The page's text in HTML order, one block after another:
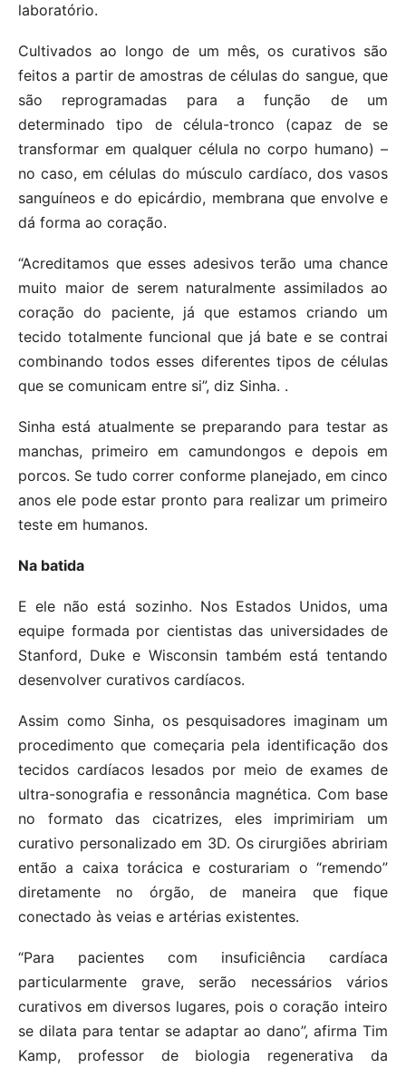
laboratório.
Cultivados ao longo de um mês, os curativos são
feitos a partir de amostras de células do sangue, que
são reprogramadas para a função de um
determinado tipo de célula-tronco (capaz de se
transformar em qualquer célula no corpo humano) –
no caso, em células do músculo cardíaco, dos vasos
sanguíneos e do epicárdio, membrana que envolve e
dá forma ao coração.
“Acreditamos que esses adesivos terão uma chance
muito maior de serem naturalmente assimilados ao
coração do paciente, já que estamos criando um
tecido totalmente funcional que já bate e se contrai
combinando todos esses diferentes tipos de células
que se comunicam entre si”, diz Sinha. .
Sinha está atualmente se preparando para testar as
manchas, primeiro em camundongos e depois em
porcos. Se tudo correr conforme planejado, em cinco
anos ele pode estar pronto para realizar um primeiro
teste em humanos.
Na batida
E ele não está sozinho. Nos Estados Unidos, uma
equipe formada por cientistas das universidades de
Stanford, Duke e Wisconsin também está tentando
desenvolver curativos cardíacos.
Assim como Sinha, os pesquisadores imaginam um
procedimento que começaria pela identificação dos
tecidos cardíacos lesados por meio de exames de
ultra-sonografia e ressonância magnética. Com base
no formato das cicatrizes, eles imprimiriam um
curativo personalizado em 3D. Os cirurgiões abririam
então a caixa torácica e costurariam o “remendo”
diretamente no órgão, de maneira que fique
conectado às veias e artérias existentes.
“Para pacientes com insuficiência cardíaca
particularmente grave, serão necessários vários
curativos em diversos lugares, pois o coração inteiro
se dilata para tentar se adaptar ao dano”, afirma Tim
Kamp, professor de biologia regenerativa da